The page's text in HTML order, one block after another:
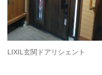
LIXIL玄関ドアリシェント